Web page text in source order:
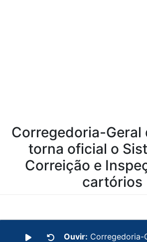
Corregedoria-Geral
torna oficial o
Correição e
cartórios
Ouvir: Corregedoria-